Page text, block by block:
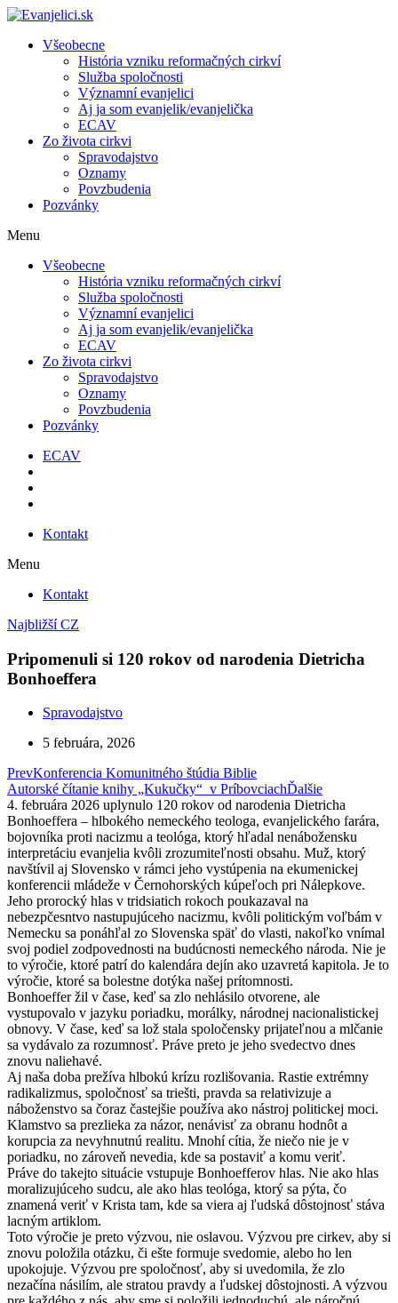
Všeobecne
História vzniku reformačných cirkví
Služba spoločnosti
Významní evanjelici
Aj ja som evanjelik/evanjelička
ECAV
Zo života cirkvi
Spravodajstvo
Oznamy
Povzbudenia
Pozvánky
Menu
Všeobecne
História vzniku reformačných cirkví
Služba spoločnosti
Významní evanjelici
Aj ja som evanjelik/evanjelička
ECAV
Zo života cirkvi
Spravodajstvo
Oznamy
Povzbudenia
Pozvánky
ECAV
Kontakt
Menu
Kontakt
Najbližší CZ
Pripomenuli si 120 rokov od narodenia Dietricha
Bonhoeffera
Spravodajstvo
5 februára, 2026
PrevKonferencia Komunitného štúdia Biblie
Autorské čítanie knihy „Kukučky“ v PríbovciachĎalšie
4. februára 2026 uplynulo 120 rokov od narodenia Dietricha
Bonhoeffera – hlbokého nemeckého teologa, evanjelického farára,
bojovníka proti nacizmu a teológa, ktorý hľadal nenábožensku
interpretáciu evanjelia kvôli zrozumiteľnosti obsahu. Muž, ktorý
navštívil aj Slovensko v rámci jeho vystúpenia na ekumenickej
konferencii mládeže v Černohorských kúpeľoch pri Nálepkove.
Jeho prorocký hlas v tridsiatich rokoch poukazaval na
nebezpčesntvo nastupujúceho nacizmu, kvôli politickým voľbám v
Nemecku sa ponáhľal zo Slovenska späť do vlasti, nakoľko vnímal
svoj podiel zodpovednosti na budúcnosti nemeckého národa. Nie je
to výročie, ktoré patrí do kalendára dejín ako uzavretá kapitola. Je to
výročie, ktoré sa bolestne dotýka našej prítomnosti.
Bonhoeffer žil v čase, keď sa zlo nehlásilo otvorene, ale
vystupovalo v jazyku poriadku, morálky, národnej nacionalistickej
obnovy. V čase, keď sa lož stala spoločensky prijateľnou a mlčanie
sa vydávalo za rozumnosť. Práve preto je jeho svedectvo dnes
znovu naliehavé.
Aj naša doba prežíva hlbokú krízu rozlišovania. Rastie extrémny
radikalizmus, spoločnosť sa triešti, pravda sa relativizuje a
náboženstvo sa čoraz častejšie používa ako nástroj politickej moci.
Klamstvo sa prezlieka za názor, nenávisť za obranu hodnôt a
korupcia za nevyhnutnú realitu. Mnohí cítia, že niečo nie je v
poriadku, no zároveň nevedia, kde sa postaviť a komu veriť.
Práve do takejto situácie vstupuje Bonhoefferov hlas. Nie ako hlas
moralizujúceho sudcu, ale ako hlas teológa, ktorý sa pýta, čo
znamená veriť v Krista tam, kde sa viera aj ľudská dôstojnosť stáva
lacným artiklom.
Toto výročie je preto výzvou, nie oslavou. Výzvou pre cirkev, aby si
znovu položila otázku, či ešte formuje svedomie, alebo ho len
upokojuje. Výzvou pre spoločnosť, aby si uvedomila, že zlo
nezačína násilím, ale stratou pravdy a ľudskej dôstojnosti. A výzvou